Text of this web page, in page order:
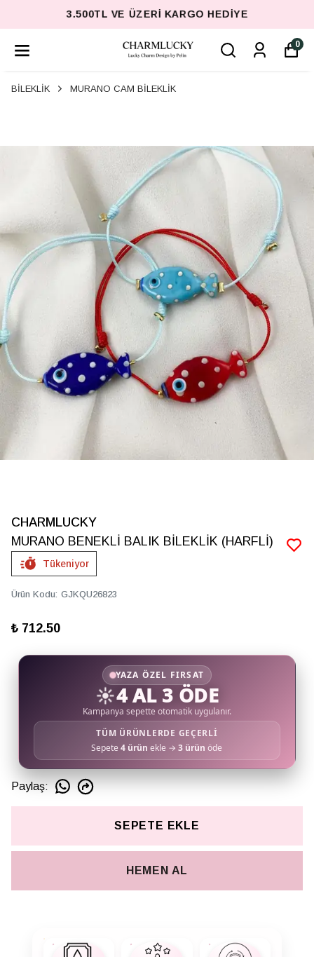
3.500TL VE ÜZERI KARGO HEDIYE
0
BİLEKLİK MURANO CAM BİLEKLİK
CHARMLUCKY
MURANO BENEKLİ BALIK BİLEKLİK (HARFLİ)
Tükeniyor
Ürün Kodu: GJKQU26823
₺ 712.50
YAZA ÖZEL FIRSAT
☀️4 AL 3 ÖDE
Kampanya sepette otomatik uygulanır.
TÜM ÜRÜNLERDE GEÇERLİ
Sepete4 ürün ekle →3 ürün öde
Paylaş:
SEPETE EKLE
HEMEN AL